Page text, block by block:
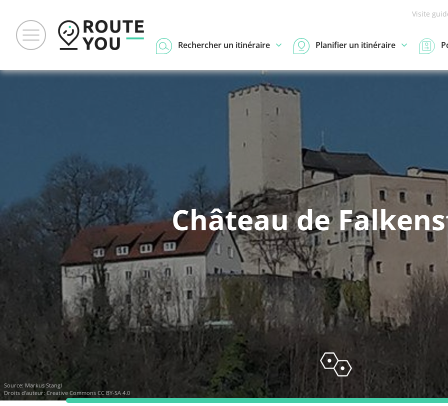
Visite
Rechercher un itinéraire Planifier un itinéraire
Château de
Source: Markus Stangl
Droits d'auteur:Creative Commons CC BY-SA 4.0